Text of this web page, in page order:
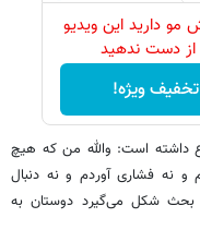
مو دارید این ویدیو
از دست ندهید
تخفیف ویژه!
داشته است: والله من که هیچ
و نه فشاری آوردم و نه دنبال
بحث شکل می‌گیرد دوستان به